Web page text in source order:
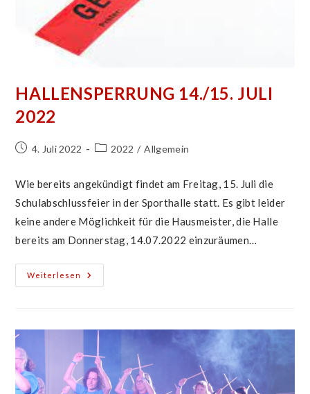
HALLENSPERRUNG 14./15. JULI
2022
Beitrag4. Juli 2022
Beitrags-
2022 / Allgemein
Wie bereits angekündigt findet am Freitag, 15. Juli die
Schulabschlussfeier in der Sporthalle statt. Es gibt leider
keine andere Möglichkeit für die Hausmeister, die Halle
bereits am Donnerstag, 14.07.2022 einzuräumen…
Weiterlesen
Hallensperrung
14./15.